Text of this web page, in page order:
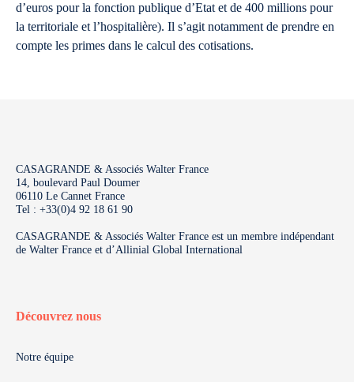
d’euros pour la fonction publique d’Etat et de 400 millions pour
la territoriale et l’hospitalière). Il s’agit notamment de prendre en
compte les primes dans le calcul des cotisations.
CASAGRANDE & Associés Walter France
14, boulevard Paul Doumer
06110 Le Cannet France
Tel : +33(0)4 92 18 61 90
CASAGRANDE & Associés Walter France est un membre indépendant
de Walter France et d’Allinial Global International
Découvrez nous
Notre équipe